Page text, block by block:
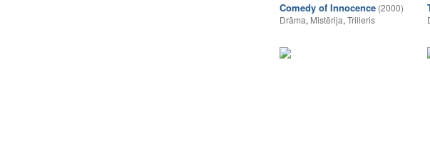
Comedy of Innocence (2000)
Drāma, Mistērija, Trilleris